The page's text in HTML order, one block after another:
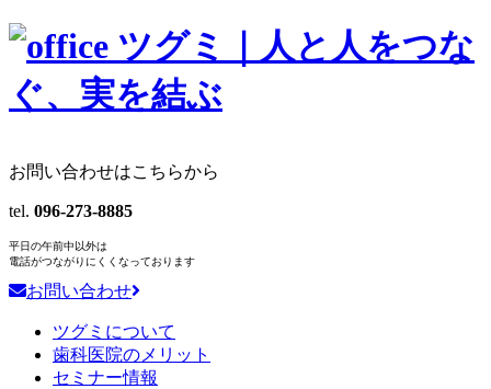
お問い合わせはこちらから
tel. 096-273-8885
平日の午前中以外は
電話がつながりにくくなっております
お問い合わせ
ツグミについて
歯科医院のメリット
セミナー情報